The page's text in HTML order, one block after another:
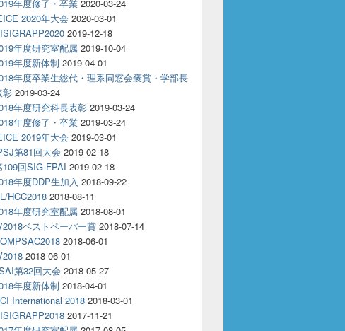
年度修了・卒業 2020-03-24
2020年大会 2020-03-01
2019-12-18
年度研究室配属 2019-10-04
年度新体制 2019-04-01
年度卒業生総代・理系同窓会褒賞・学部長
彰 2019-03-24
年度研究科長表彰 2019-03-24
年度修了・卒業 2019-03-24
2019年大会 2019-03-01
第81回大会 2019-02-18
109回SIG-FPAI 2019-02-18
年度DDP生加入 2018-09-22
HCC2018 2018-08-11
年度研究室配属 2018-08-01
ベストペーパー賞 2018-07-14
2018-06-01
2018-06-01
第32回大会 2018-05-27
年度新体制 2018-04-01
International 2018 2018-03-01
2017-11-21